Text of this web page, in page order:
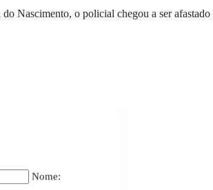
Nome:
Nascimento, o policial chegou a ser